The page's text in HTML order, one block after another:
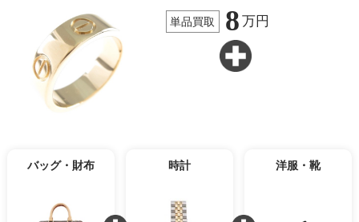
単品買取 8 万円
バッグ・財布 時計 洋服・靴